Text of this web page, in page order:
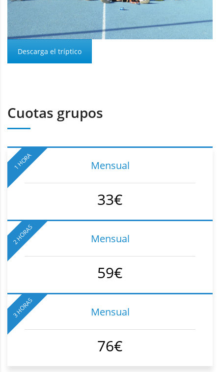
Descarga el tríptico
Cuotas grupos
1 HORA Mensual
33€
2 HORAS Mensual
59€
3 HORAS Mensual
76€